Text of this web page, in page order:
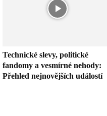
Technické slevy, politické
fandomy a vesmírné nehody:
Přehled nejnovějších událostí